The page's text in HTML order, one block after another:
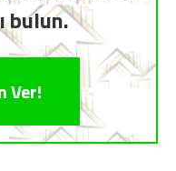
bulun.
Ver!